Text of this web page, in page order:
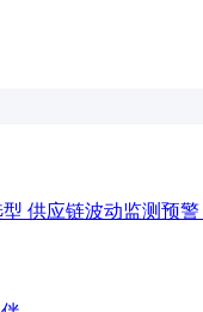
供应链波动监测预警